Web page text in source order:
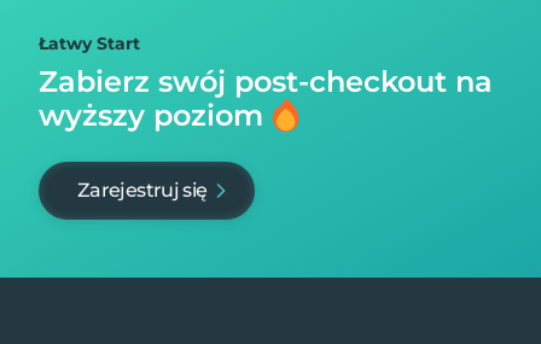
Łatwy Start
Zabierz swój post-checkout na
wyższy poziom
Zarejestruj się